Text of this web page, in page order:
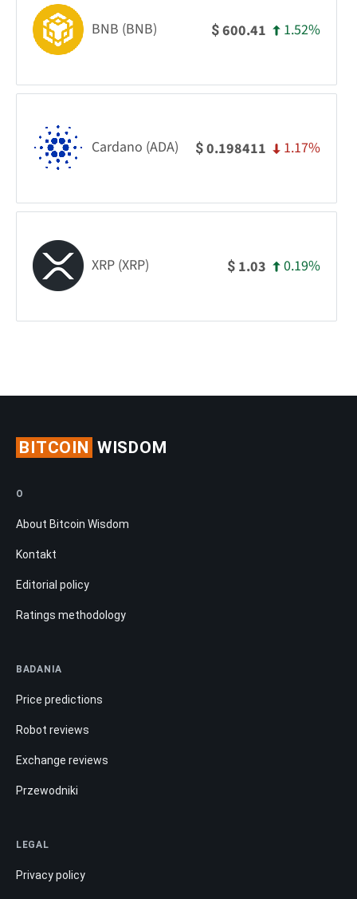
BNB (BNB) $600.41 1.52%
Cardano (ADA) $0.198411 1.17%
XRP (XRP) $ 1.03 0.19%
BITCOIN WISDOM
O
About Bitcoin Wisdom
Kontakt
Editorial policy
Ratings methodology
BADANIA
Price predictions
Robot reviews
Exchange reviews
Przewodniki
LEGAL
Privacy policy